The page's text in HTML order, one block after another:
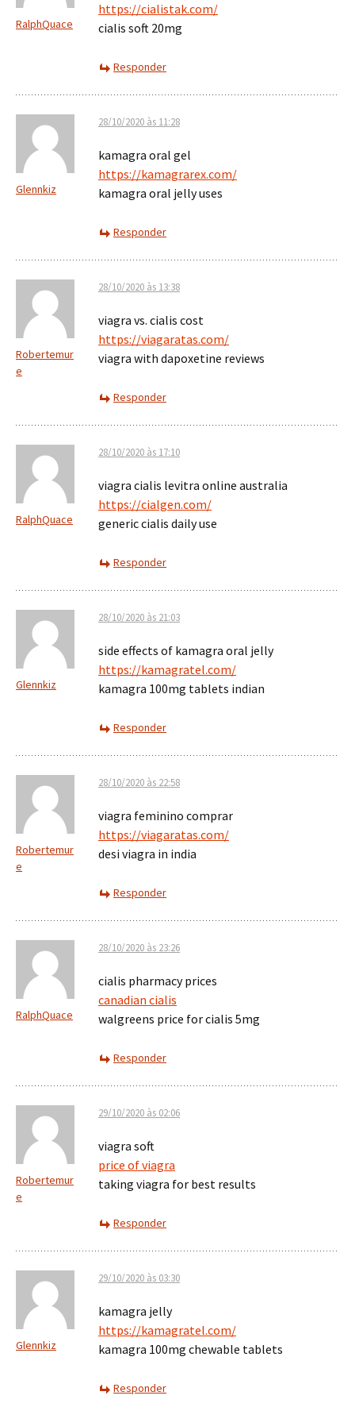
RalphQuace
https://cialistak.com/
cialis soft 20mg
Responder
Glennkiz
28/10/2020 às 11:28
kamagra oral gel
https://kamagrarex.com/
kamagra oral jelly uses
Responder
Robertemur
e
28/10/2020 às 13:38
viagra vs. cialis cost
https://viagaratas.com/
viagra with dapoxetine reviews
Responder
RalphQuace
28/10/2020 às 17:10
viagra cialis levitra online australia
https://cialgen.com/
generic cialis daily use
Responder
Glennkiz
28/10/2020 às 21:03
side effects of kamagra oral jelly
https://kamagratel.com/
kamagra 100mg tablets indian
Responder
Robertemur
e
28/10/2020 às 22:58
viagra feminino comprar
https://viagaratas.com/
desi viagra in india
Responder
RalphQuace
28/10/2020 às 23:26
cialis pharmacy prices
canadian cialis
walgreens price for cialis 5mg
Responder
Robertemur
e
29/10/2020 às 02:06
viagra soft
price of viagra
taking viagra for best results
Responder
Glennkiz
29/10/2020 às 03:30
kamagra jelly
https://kamagratel.com/
kamagra 100mg chewable tablets
Responder